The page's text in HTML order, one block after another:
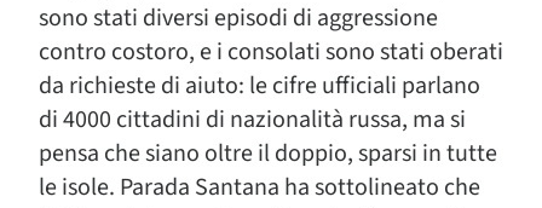
sono stati diversi episodi di aggressione
contro costoro, e i consolati sono stati oberati
da richieste di aiuto: le cifre ufficiali parlano
di 4000 cittadini di nazionalità russa, ma si
pensa che siano oltre il doppio, sparsi in tutte
le isole. Parada Santana ha sottolineato che